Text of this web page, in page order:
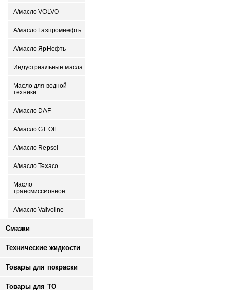
А/масло VOLVO
А/масло Газпромнефть
А/масло ЯрНефть
Индустриальные масла
Масло для водной
техники
А/масло DAF
А/масло GT OIL
А/масло Repsol
А/масло Texaco
Масло
трансмиссионное
А/масло Valvoline
Смазки
Технические жидкости
Товары для покраски
Товары для ТО